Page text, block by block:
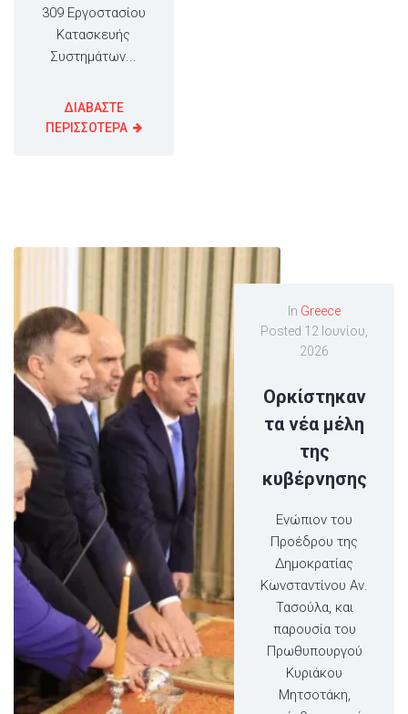
309 Εργοστασίου
Κατασκευής
Συστημάτων...
ΔΙΑΒΑΣΤΕ
ΠΕΡΙΣΣΟΤΕΡΑ
In Greece
Posted 12 Ιουνίου,
2026
Ορκίστηκαν
τα νέα μέλη
της
κυβέρνησης
Ενώπιον του
Προέδρου της
Δημοκρατίας
Κωνσταντίνου Αν.
Τασούλα, και
παρουσία του
Πρωθυπουργού
Κυριάκου
Μητσοτάκη,